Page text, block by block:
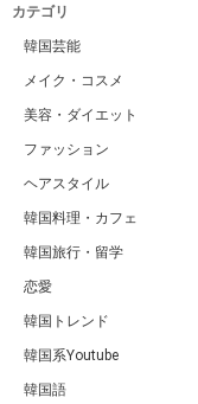
カテゴリ
韓国芸能
メイク・コスメ
美容・ダイエット
ファッション
ヘアスタイル
韓国料理・カフェ
韓国旅行・留学
恋愛
韓国トレンド
韓国系Youtube
韓国語